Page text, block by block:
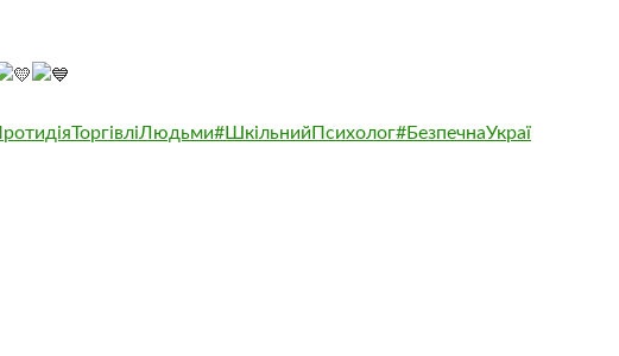
#ШкільнийПсихолог#БезпечнаУкраї